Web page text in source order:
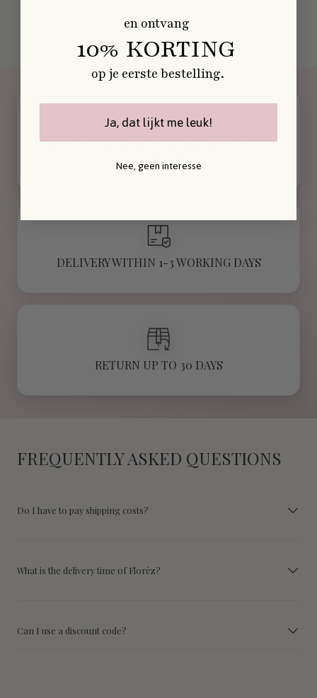
ORDERED BEFORE 12:00 IS SHIPPED THE
SAME DAY
DELIVERY WITHIN 1-3 WORKING DAYS
RETURN UP TO 30 DAYS
FREQUENTLY ASKED QUESTIONS
Do I have to pay shipping costs?
What is the delivery time of Florèz?
Can I use a discount code?
en ontvang
10% KORTING
op je eerste bestelling.
Ja, dat lijkt me leuk!
Nee, geen interesse